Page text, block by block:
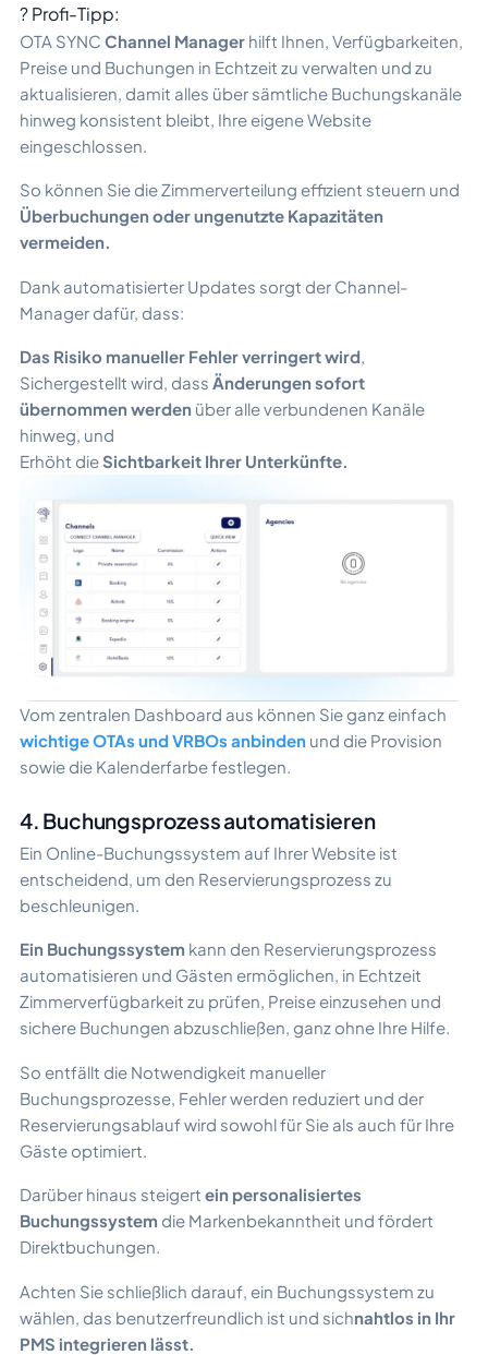
? Profi-Tipp:
OTA SYNC Channel Manager hilft Ihnen, Verfügbarkeiten,
Preise und Buchungen in Echtzeit zu verwalten und zu
aktualisieren, damit alles über sämtliche Buchungskanäle
hinweg konsistent bleibt, Ihre eigene Website
eingeschlossen.
So können Sie die Zimmerverteilung effizient steuern und
Überbuchungen oder ungenutzte Kapazitäten
vermeiden.
Dank automatisierter Updates sorgt der Channel-
Manager dafür, dass:
Das Risiko manueller Fehler verringert wird,
Sichergestellt wird, dass Änderungen sofort
übernommen werden über alle verbundenen Kanäle
hinweg, und
Erhöht dieSichtbarkeit Ihrer Unterkünfte.
Vom zentralen Dashboard aus können Sie ganz einfach
wichtige OTAs und VRBOs anbinden und die Provision
sowie die Kalenderfarbe festlegen.
4. Buchungsprozess automatisieren
Ein Online-Buchungssystem auf Ihrer Website ist
entscheidend, um den Reservierungsprozess zu
beschleunigen.
Ein Buchungssystem kann den Reservierungsprozess
automatisieren und Gästen ermöglichen, in Echtzeit
Zimmerverfügbarkeit zu prüfen, Preise einzusehen und
sichere Buchungen abzuschließen, ganz ohne Ihre Hilfe.
So entfällt die Notwendigkeit manueller
Buchungsprozesse, Fehler werden reduziert und der
Reservierungsablauf wird sowohl für Sie als auch für Ihre
Gäste optimiert.
Darüber hinaus steigert ein personalisiertes
Buchungssystem die Markenbekanntheit und fördert
Direktbuchungen.
Achten Sie schließlich darauf, ein Buchungssystem zu
wählen, das benutzerfreundlich ist und sichnahtlos in Ihr
PMS integrieren lässt.